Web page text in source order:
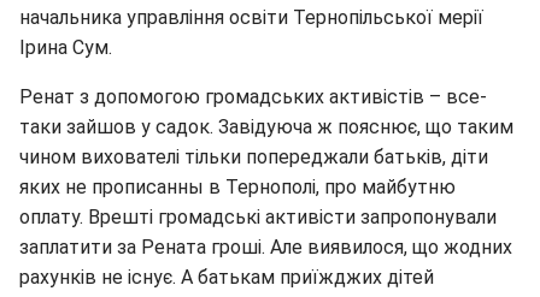
начальника управління освіти Тернопільської мерії
Ірина Сум.
Ренат з допомогою громадських активістів – все-
таки зайшов у садок. Завідуюча ж пояснює, що таким
чином вихователі тільки попереджали батьків, діти
яких не прописанны в Тернополі, про майбутню
оплату. Врешті громадські активісти запропонували
заплатити за Рената гроші. Але виявилося, що жодних
рахунків не існує. А батькам приїжджих дітей